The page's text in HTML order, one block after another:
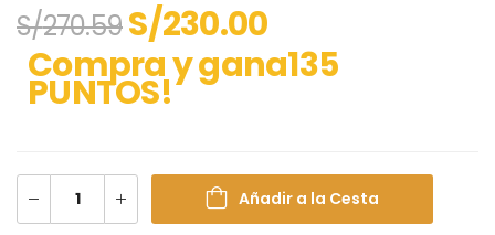
S/270.59S/230.00
Compra y gana135
PUNTOS!
Añadir a la Cesta